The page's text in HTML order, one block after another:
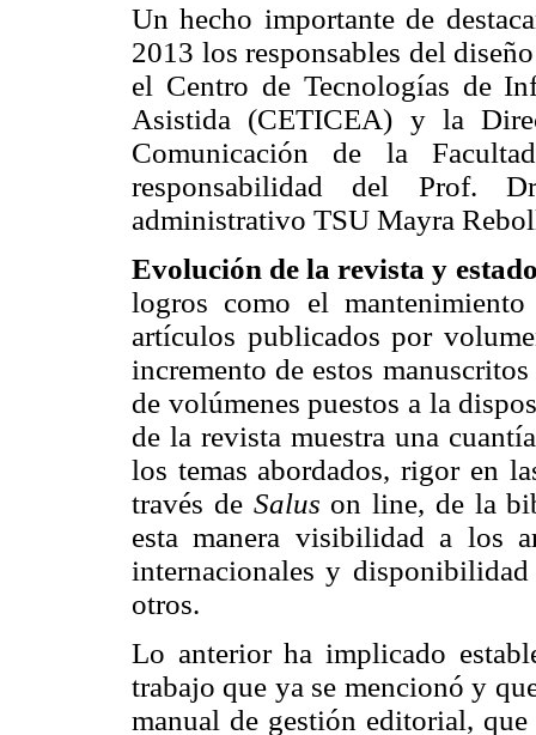
Un hecho importante de
2013 los responsables del
el Centro de Tecnologías de
Asistida (CETICEA) y la
Comunicación de la
responsabilidad del Prof.
administrativo TSU Mayra
Evolución de la revista y
logros como el
artículos publicados por
incremento de estos
de volúmenes puestos a la
de la revista muestra una
los temas abordados, rigor en
través de Salus on line, de la
esta manera visibilidad a los
internacionales y
otros.
Lo anterior ha implicado
trabajo que ya se mencionó y
manual de gestión editorial,